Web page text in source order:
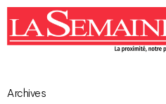
Archives